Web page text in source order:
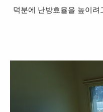
덕분에 난방효율을 높이